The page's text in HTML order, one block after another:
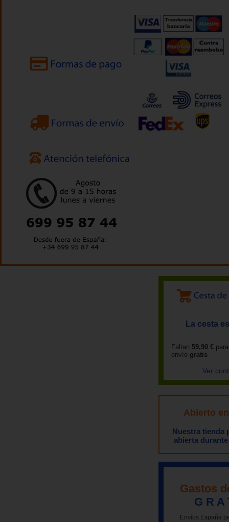
La cesta
Faltan 59,90 €
envío gratis
Ver
Abierto
Nuestra tienda
abierta
Gastos
G R A
Envíos España